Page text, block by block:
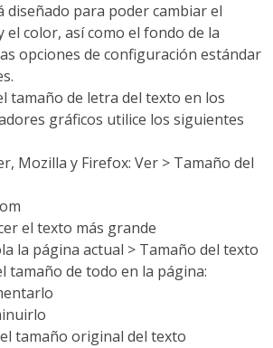
diseñado para poder cambiar el
el color, así como el fondo de la
opciones de configuración estándar
tamaño de letra del texto en los
gráficos utilice los siguientes
Mozilla y Firefox: Ver > Tamaño del
el texto más grande
la página actual > Tamaño del texto
tamaño de todo en la página:
tamaño original del texto